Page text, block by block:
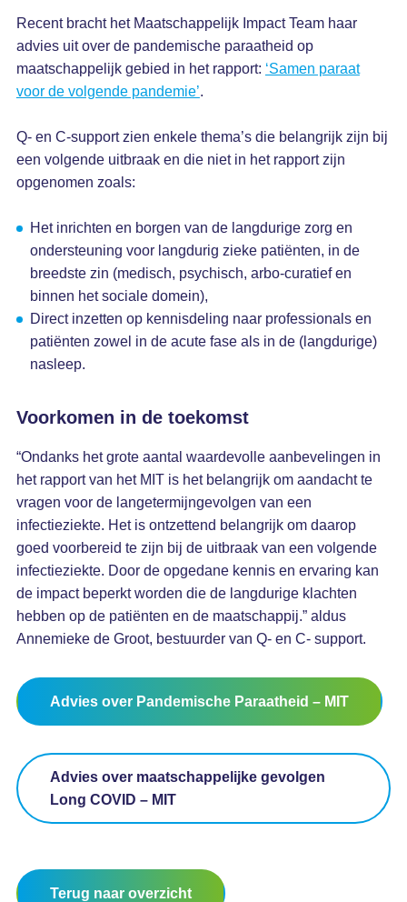
Recent bracht het Maatschappelijk Impact Team haar
advies uit over de pandemische paraatheid op
maatschappelijk gebied in het rapport: ‘Samen paraat
voor de volgende pandemie’.
Q- en C-support zien enkele thema’s die belangrijk zijn bij
een volgende uitbraak en die niet in het rapport zijn
opgenomen zoals:
Het inrichten en borgen van de langdurige zorg en
ondersteuning voor langdurig zieke patiënten, in de
breedste zin (medisch, psychisch, arbo-curatief en
binnen het sociale domein),
Direct inzetten op kennisdeling naar professionals en
patiënten zowel in de acute fase als in de (langdurige)
nasleep.
Voorkomen in de toekomst
“Ondanks het grote aantal waardevolle aanbevelingen in
het rapport van het MIT is het belangrijk om aandacht te
vragen voor de langetermijngevolgen van een
infectieziekte. Het is ontzettend belangrijk om daarop
goed voorbereid te zijn bij de uitbraak van een volgende
infectieziekte. Door de opgedane kennis en ervaring kan
de impact beperkt worden die de langdurige klachten
hebben op de patiënten en de maatschappij.” aldus
Annemieke de Groot, bestuurder van Q- en C- support.
Advies over Pandemische Paraatheid – MIT
Advies over maatschappelijke gevolgen
Long COVID – MIT
Terug naar overzicht